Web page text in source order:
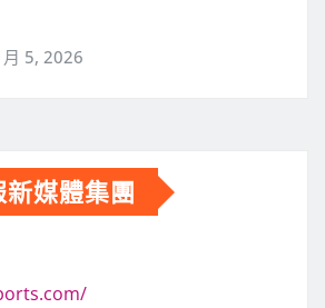
5, 2026
媒體集團